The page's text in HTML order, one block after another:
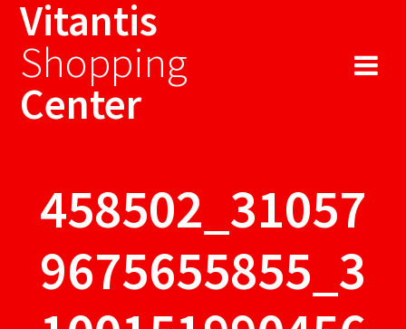
Vitantis
Shopping
Center
458502_31057
9675655855_3